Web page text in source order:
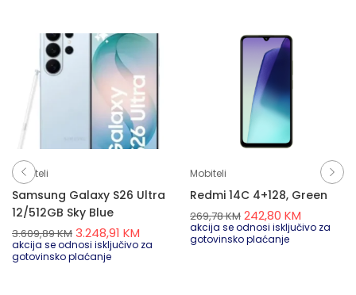
Mobiteli
Samsung Galaxy S26 Ultra
12/512GB Sky Blue
3.609,89KM 3.248,91 KM
akcija se odnosi isključivo za
gotovinsko plaćanje
Mobiteli
Redmi 14C 4+128, Green
269,78KM 242,80 KM
akcija se odnosi isključivo za
gotovinsko plaćanje